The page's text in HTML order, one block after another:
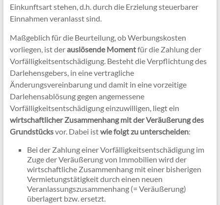
Einkunftsart stehen, d.h. durch die Erzielung steuerbarer
Einnahmen veranlasst sind.
Maßgeblich für die Beurteilung, ob Werbungskosten
vorliegen, ist derauslösende Momentfür die Zahlung der
Vorfälligkeitsentschädigung. Besteht die Verpflichtung des
Darlehensgebers, in eine vertragliche
Änderungsvereinbarung und damit in eine vorzeitige
Darlehensablösung gegen angemessene
Vorfälligkeitsentschädigung einzuwilligen, liegt ein
wirtschaftlicher Zusammenhang mit der Veräußerung des
Grundstücksvor. Dabei istwie folgt zu unterscheiden:
Bei der Zahlung einer Vorfälligkeitsentschädigung im
Zuge der Veräußerung von Immobilien wird der
wirtschaftliche Zusammenhang mit einer bisherigen
Vermietungstätigkeit durch einen neuen
Veranlassungszusammenhang (= Veräußerung)
überlagert bzw. ersetzt.